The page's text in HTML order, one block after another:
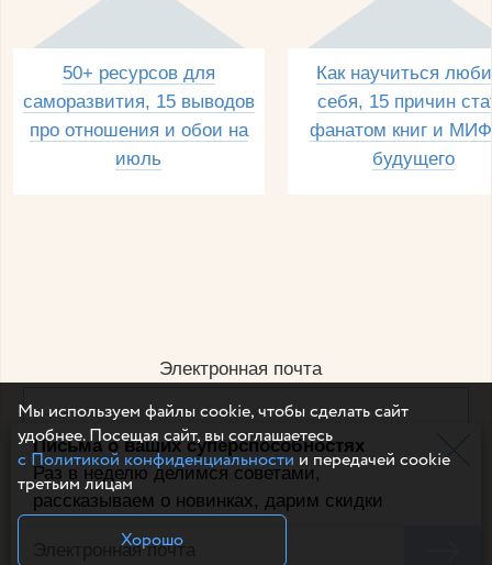
Письма о ваших суперспособностях
Раз в неделю делимся советами,
рассказываем о новинках, дарим скидки
50+ ресурсов для
саморазвития, 15 выводов
про отношения и обои на
июль
Как научиться
себя, 15 причин
фанатом книг и
будущего
Электронная почта
Например, dulsineya@gmail.com
Без спама и смс
Подписаться
Мы используем файлы cookie, чтобы сделать сайт
удобнее. Посещая сайт, вы соглашаетесь
с Политикой конфиденциальностии передачей cookie
третьим лицам
Хорошо